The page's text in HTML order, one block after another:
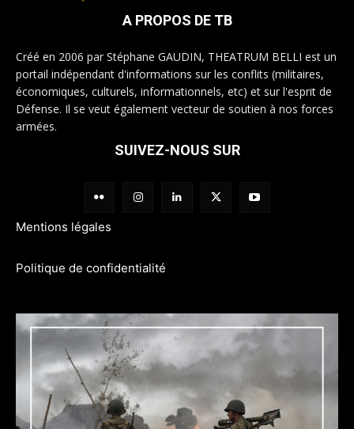
A PROPOS DE TB
Créé en 2006 par Stéphane GAUDIN, THEATRUM BELLI est un
portail indépendant d'informations sur les conflits (militaires,
économiques, culturels, informationnels, etc) et sur l'esprit de
Défense. Il se veut également vecteur de soutien à nos forces
armées.
SUIVEZ-NOUS SUR
Mentions légales
Politique de confidentialité